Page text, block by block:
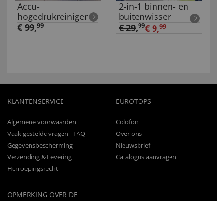
Accu-
hogedrukreiniger
€ 99,99
2-in-1 binnen- en
buitenwisser
€ 29,99€ 9,99
KLANTENSERVICE
Algemene voorwaarden
Vaak gestelde vragen - FAQ
Gegevensbescherming
Verzending & Levering
Herroepingsrecht
OPMERKING OVER DE
EUROTOPS
Colofon
Over ons
Nieuwsbrief
Catalogus aanvragen